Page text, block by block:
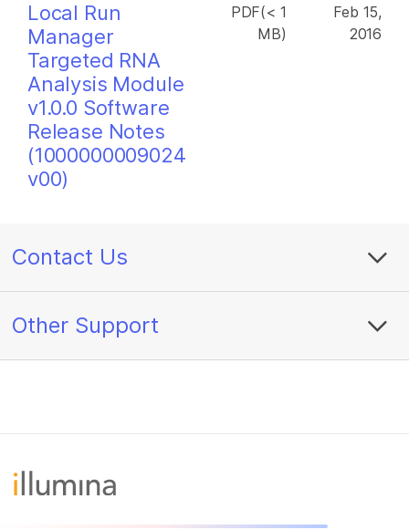
Local Run
Manager
Targeted RNA
Analysis Module
v1.0.0 Software
Release Notes
(1000000009024
v00)
PDF(< 1
MB)
Feb 15,
2016
Contact Us
Other Support